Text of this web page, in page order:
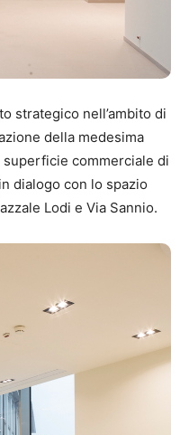
strategico nell’ambito di
della medesima
superficie commerciale di
dialogo con lo spazio
Lodi e Via Sannio.